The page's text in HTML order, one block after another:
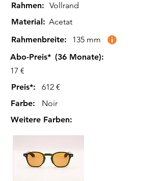
Rahmen: Vollrand
Material: Acetat
Rahmenbreite:
135 mm
Abo-Preis* (36 Monate):
17 €
Preis*:
612 €
Farbe:
Noir
Weitere Farben: